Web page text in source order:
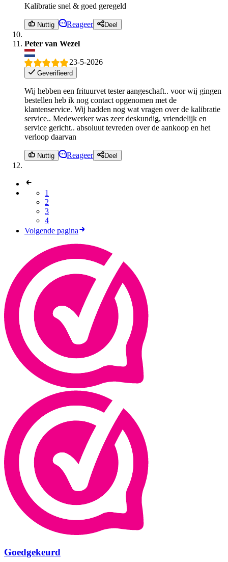
Kalibratie snel & goed geregeld
Nuttig Reageer Deel
Peter van Wezel
23-5-2026
Geverifieerd
Wij hebben een frituurvet tester aangeschaft.. voor wij gingen
bestellen heb ik nog contact opgenomen met de
klantenservice. Wij hadden nog wat vragen over de kalibratie
service.. Medewerker was zeer deskundig, vriendelijk en
service gericht.. absoluut tevreden over de aankoop en het
verloop daarvan
Nuttig Reageer Deel
1
2
3
4
Volgende pagina
Goedgekeurd